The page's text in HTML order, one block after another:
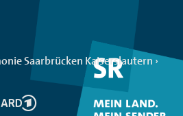
Saarbrücken Kaiserslautern